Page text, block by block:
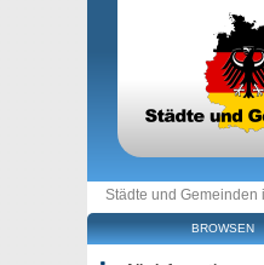
Städte und Gemeinden
BROWSEN